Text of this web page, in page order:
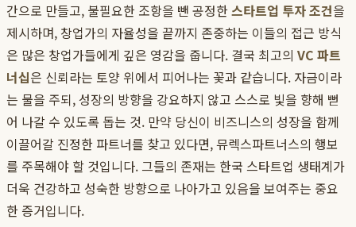
간으로 만들고, 불필요한 조항을 뺀 공정한스타트업 투자 조건을
제시하며, 창업가의 자율성을 끝까지 존중하는 이들의 접근 방식
은 많은 창업가들에게 깊은 영감을 줍니다. 결국 최고의 VC 파트
너십은 신뢰라는 토양 위에서 피어나는 꽃과 같습니다. 자금이라
는 물을 주되, 성장의 방향을 강요하지 않고 스스로 빛을 향해 뻗
어 나갈 수 있도록 돕는 것. 만약 당신이 비즈니스의 성장을 함께
이끌어갈 진정한 파트너를 찾고 있다면, 뮤렉스파트너스의 행보
를 주목해야 할 것입니다. 그들의 존재는 한국 스타트업 생태계가
더욱 건강하고 성숙한 방향으로 나아가고 있음을 보여주는 중요
한 증거입니다.